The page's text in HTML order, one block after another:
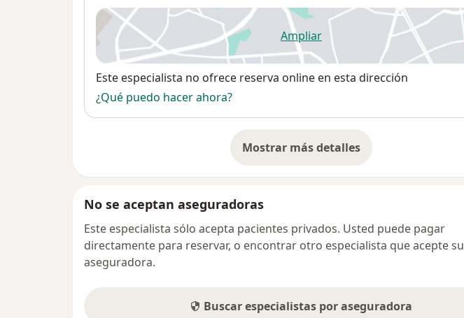
Ampliarse abre en una nueva pestaña
Disponibilidad
Este especialista no ofrece reserva online en esta dirección
¿Qué puedo hacer ahora?
Mostrar más detalles
sobre la dirección
No se aceptan aseguradoras
Este especialista sólo acepta pacientes privados. Usted puede pagar
directamente para reservar, o encontrar otro especialista que acepte su
aseguradora.
Buscar especialistas por aseguradora